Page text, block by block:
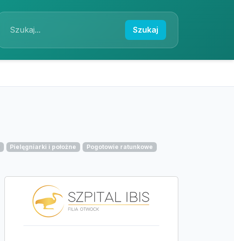
Szukaj
Pielęgniarki i położne
Pogotowie ratunkowe